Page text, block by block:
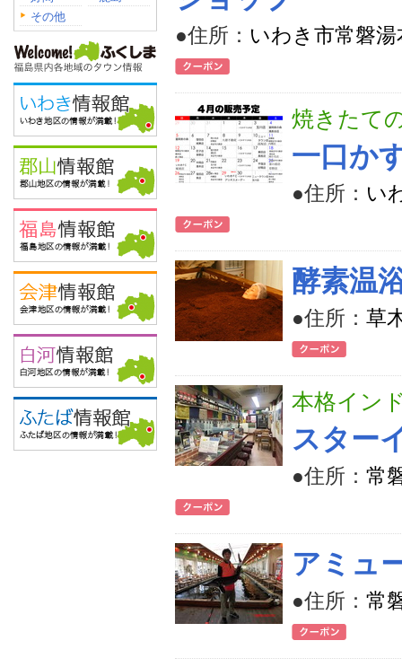
その他
●住所： いわき市常磐
焼きたて
一口か
●住所： い
酵素温
●住所： 草
本格イン
スター
●住所： 常
アミュ
●住所： 常